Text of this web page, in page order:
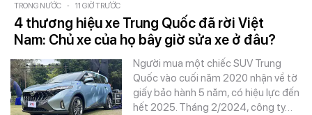
TRONG NƯỚC - 11 GIỜ TRƯỚC
4 thương hiệu xe Trung Quốc đã rời Việt
Nam: Chủ xe của họ bây giờ sửa xe ở đâu?
Người mua một chiếc SUV Trung
Quốc vào cuối năm 2020 nhận về tờ
giấy bảo hành 5 năm, có hiệu lực đến
hết 2025. Tháng 2/2024, công ty…